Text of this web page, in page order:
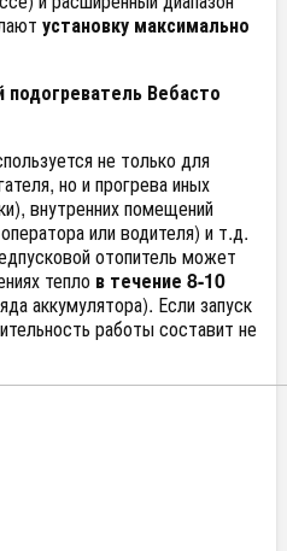
установку максимально
Вебасто
не только для
но и прогрева иных
внутренних помещений
или водителя) и т.д.
отопитель может
тепло в течение 8-10
аккумулятора). Если запуск
работы составит не